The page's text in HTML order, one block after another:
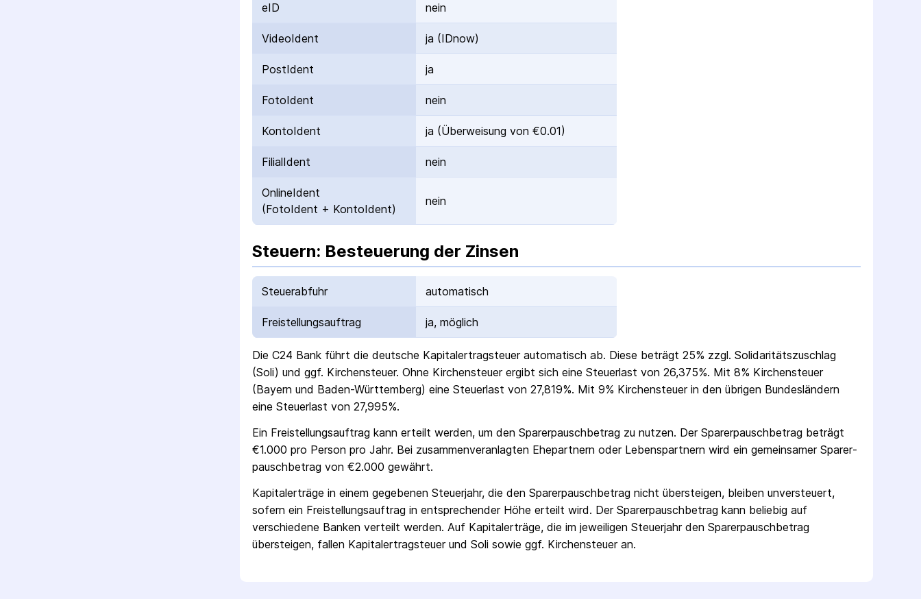
eID nein
VideoIdent ja (IDnow)
PostIdent ja
FotoIdent nein
KontoIdent ja (Überweisung von €0.01)
FilialIdent nein
OnlineIdent
(FotoIdent + KontoIdent)
nein
Steuern: Besteuerung der Zinsen
Steuerabfuhr automatisch
Freistellungs­auftrag ja, möglich
Die C24 Bank führt die deutsche Kapital­ertrag­steuer automatisch ab. Diese beträgt 25% zzgl. Solidaritäts­zuschlag
(Soli) und ggf. Kirchensteuer. Ohne Kirchensteuer ergibt sich eine Steuerlast von 26,375%. Mit 8% Kirchensteuer
(Bayern und Baden-Württemberg) eine Steuerlast von 27,819%. Mit 9% Kirchensteuer in den übrigen Bundesländern
eine Steuerlast von 27,995%.
Ein Freistellungs­auftrag kann erteilt werden, um den Sparer­pausch­betrag zu nutzen. Der Sparer­pausch­betrag beträgt
€1.000 pro Person pro Jahr. Bei zusammenveranlagten Ehepartnern oder Lebenspartnern wird ein gemeinsamer Sparer­
pausch­betrag von €2.000 gewährt.
Kapitalerträge in einem gegebenen Steuerjahr, die den Sparer­pausch­betrag nicht übersteigen, bleiben unversteuert,
sofern ein Freistellungs­auftrag in entsprechender Höhe erteilt wird. Der Sparer­pausch­betrag kann beliebig auf
verschiedene Banken verteilt werden. Auf Kapitalerträge, die im jeweiligen Steuerjahr den Sparer­pausch­betrag
übersteigen, fallen Kapital­ertrag­steuer und Soli sowie ggf. Kirchensteuer an.